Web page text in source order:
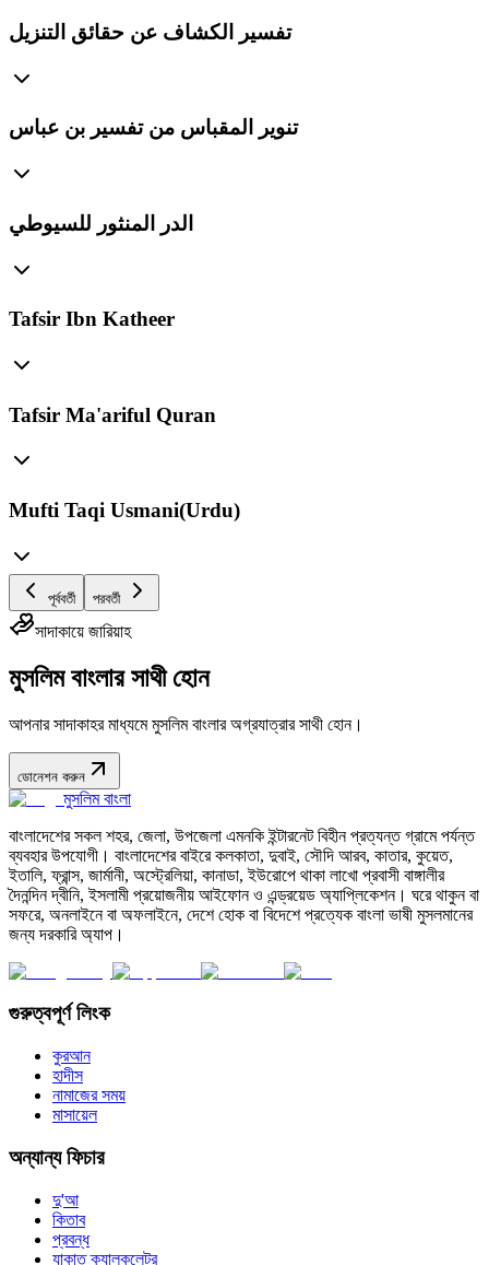
تفسير الكشاف عن حقائق التنزيل
تنوير المقباس من تفسير بن عباس
الدر المنثور للسيوطي
Tafsir Ibn Katheer
Tafsir Ma'ariful Quran
Mufti Taqi Usmani(Urdu)
পূর্ববর্তী পরবর্তী
সাদাকায়ে জারিয়াহ
মুসলিম বাংলার সাথী হোন
আপনার সাদাকাহর মাধ্যমে মুসলিম বাংলার অগ্রযাত্রার সাথী হোন।
ডোনেশন করুন
মুসলিম বাংলা
বাংলাদেশের সকল শহর, জেলা, উপজেলা এমনকি ইন্টারনেট বিহীন প্রত্যন্ত গ্রামে পর্যন্ত
ব্যবহার উপযোগী। বাংলাদেশের বাইরে কলকাতা, দুবাই, সৌদি আরব, কাতার, কুয়েত,
ইতালি, ফ্রান্স, জার্মানী, অস্ট্রেলিয়া, কানাডা, ইউরোপে থাকা লাখো প্রবাসী বাঙ্গালীর
দৈনন্দিন দ্বীনি, ইসলামী প্রয়োজনীয় আইফোন ও এন্ড্রয়েড অ্যাপ্লিকেশন। ঘরে থাকুন বা
সফরে, অনলাইনে বা অফলাইনে, দেশে হোক বা বিদেশে প্রত্যেক বাংলা ভাষী মুসলমানের
জন্য দরকারি অ্যাপ।
গুরুত্বপূর্ণ লিংক
কুরআন
হাদীস
নামাজের সময়
মাসায়েল
অন্যান্য ফিচার
দু'আ
কিতাব
প্রবন্ধ
যাকাত ক্যালকুলেটর